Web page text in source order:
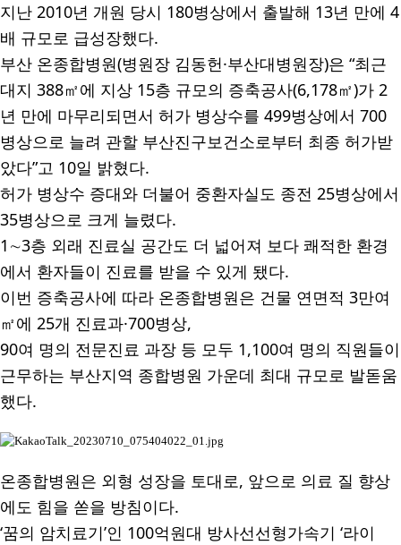
지난 2010년 개원 당시 180병상에서 출발해 13년 만에 4
배 규모로 급성장했다.
부산 온종합병원(병원장 김동헌·부산대병원장)은 “최근
대지 388㎡에 지상 15층 규모의 증축공사(6,178㎡)가 2
년 만에 마무리되면서 허가 병상수를 499병상에서 700
병상으로 늘려 관할 부산진구보건소로부터 최종 허가받
았다”고 10일 밝혔다.
허가 병상수 증대와 더불어 중환자실도 종전 25병상에서
35병상으로 크게 늘렸다.
1 ∼3층 외래 진료실 공간도 더 넓어져 보다 쾌적한 환경
에서 환자들이 진료를 받을 수 있게 됐다.
이번 증축공사에 따라 온종합병원은 건물 연면적 3만여
㎡에 25개 진료과·700병상,
90여 명의 전문진료 과장 등 모두 1,100여 명의 직원들이
근무하는 부산지역 종합병원 가운데 최대 규모로 발돋움
했다.
온종합병원은 외형 성장을 토대로, 앞으로 의료 질 향상
에도 힘을 쏟을 방침이다.
‘꿈의 암치료기’인 100억원대 방사선선형가속기 ‘라이